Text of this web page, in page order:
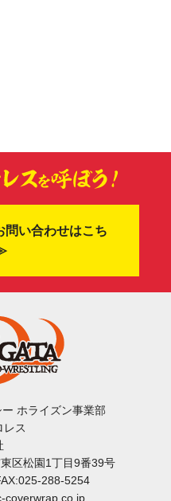
問い合わせはこち
ホライズン事業部
レス
区松園1丁目9番39号
288-5254
coverwrap.co.jp